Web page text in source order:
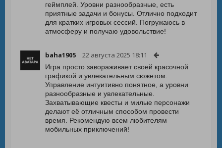
геймплей. Уровни разнообразные, есть
приятные задачи и бонусы. Отлично подходит
для кратких игровых сессий. Погружаюсь в
атмосферу и получаю удовольствие!
baha1905 22 августа 2025 18:11
Игра просто завораживает своей красочной
графикой и увлекательным сюжетом.
Управление интуитивно понятное, а уровни
разнообразные и увлекательные.
Захватывающие квесты и милые персонажи
делают её отличным способом провести
время. Рекомендую всем любителям
мобильных приключений!